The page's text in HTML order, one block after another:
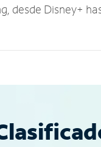
desde Disney+